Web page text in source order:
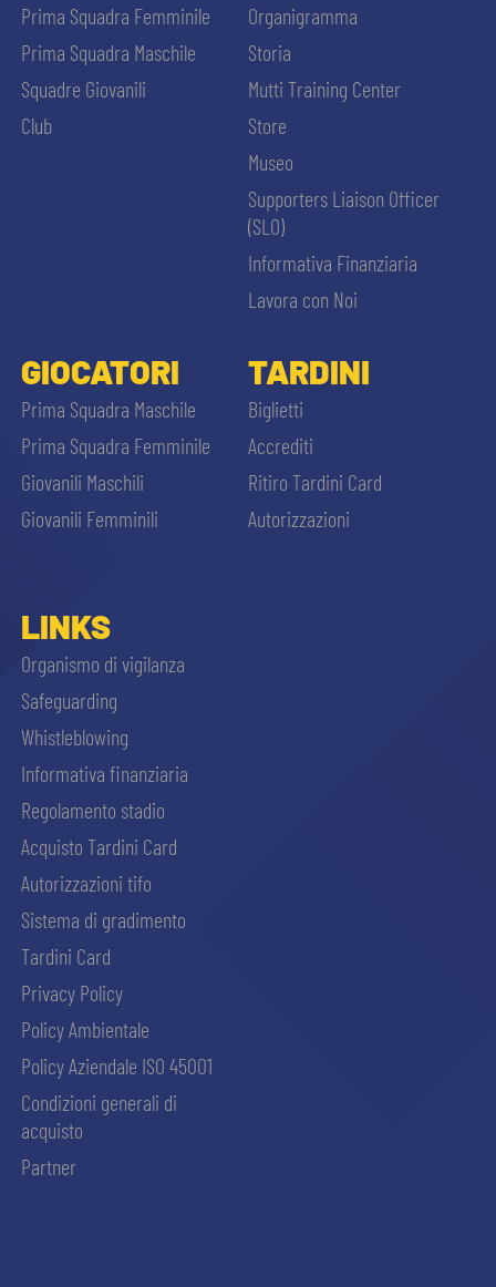
Prima Squadra Femminile
Prima Squadra Maschile
Squadre Giovanili
Club
Organigramma
Storia
Mutti Training Center
Store
Museo
Supporters Liaison Officer
(SLO)
Informativa Finanziaria
Lavora con Noi
GIOCATORI
Prima Squadra Maschile
Prima Squadra Femminile
Giovanili Maschili
Giovanili Femminili
TARDINI
Biglietti
Accrediti
Ritiro Tardini Card
Autorizzazioni
LINKS
Organismo di vigilanza
Safeguarding
Whistleblowing
Informativa finanziaria
Regolamento stadio
Acquisto Tardini Card
Autorizzazioni tifo
Sistema di gradimento
Tardini Card
Privacy Policy
Policy Ambientale
Policy Aziendale ISO 45001
Condizioni generali di
acquisto
Partner